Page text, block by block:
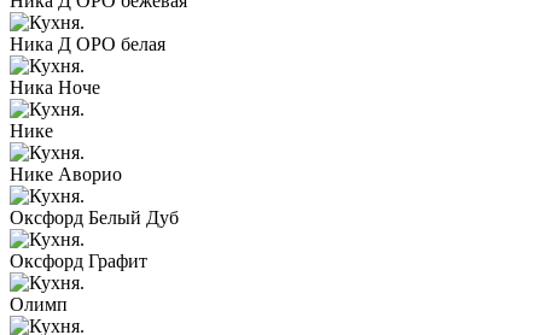
Ника Д ОРО белая
Ника Ноче
Нике
Нике Аворио
Оксфорд Белый Дуб
Оксфорд Графит
Олимп